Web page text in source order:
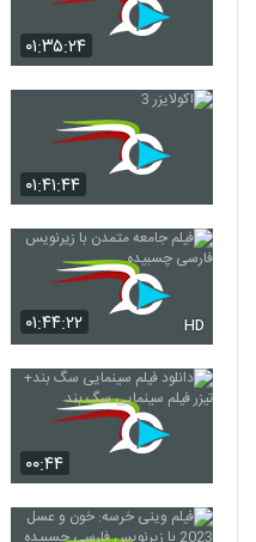
۰۱:۳۵:۲۴
۰۱:۴۱:۴۴
۰۱:۴۴:۲۲ HD
۰۰:۴۴